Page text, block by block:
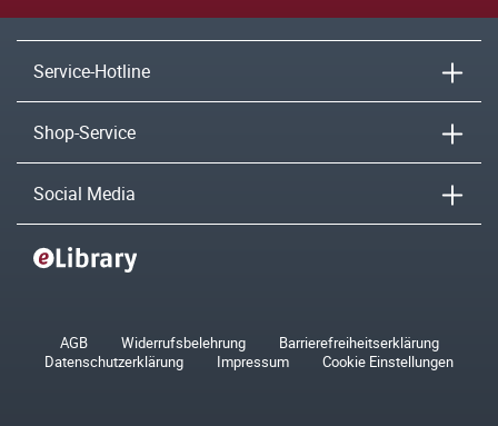
Service-Hotline
Shop-Service
Social Media
AGB Widerrufsbelehrung
Barrierefreiheitserklärung
Datenschutzerklärung
Impressum Cookie Einstellungen